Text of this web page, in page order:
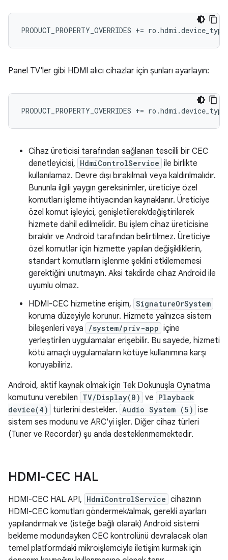
PRODUCT_PROPERTY_OVERRIDES +=
Panel TV'ler gibi HDMI alıcı cihazlar için şunları ayarlayın:
PRODUCT_PROPERTY_OVERRIDES +=
Cihaz üreticisi tarafından sağlanan tescilli bir CEC
denetleyicisi, HdmiControlService ile birlikte
kullanılamaz. Devre dışı bırakılmalı veya kaldırılmalıdır.
Bununla ilgili yaygın gereksinimler, üreticiye özel
komutları işleme ihtiyacından kaynaklanır. Üreticiye
özel komut işleyici, genişletilerek/değiştirilerek
hizmete dahil edilmelidir. Bu işlem cihaz üreticisine
bırakılır ve Android tarafından belirtilmez. Üreticiye
özel komutlar için hizmette yapılan değişikliklerin,
standart komutların işlenme şeklini etkilememesi
gerektiğini unutmayın. Aksi takdirde cihaz Android ile
uyumlu olmaz.
HDMI-CEC hizmetine erişim, SignatureOrSystem
koruma düzeyiyle korunur. Hizmete yalnızca sistem
bileşenleri veya
/system/priv-app içine
yerleştirilen uygulamalar erişebilir. Bu sayede, hizmeti
kötü amaçlı uygulamaların kötüye kullanımına karşı
koruyabiliriz.
Android, aktif kaynak olmak için Tek Dokunuşla Oynatma
komutunu verebilen TV/Display(0) ve Playback
device(4)
türlerini destekler. Audio System (5) ise
sistem ses modunu ve ARC'yi işler. Diğer cihaz türleri
(Tuner ve Recorder) şu anda desteklenmemektedir.
HDMI-CEC HAL
HDMI-CEC HAL API, HdmiControlService cihazının
HDMI-CEC komutları göndermek/almak, gerekli ayarları
yapılandırmak ve (isteğe bağlı olarak) Android sistemi
bekleme modundayken CEC kontrolünü devralacak olan
temel platformdaki mikroişlemciyle iletişim kurmak için